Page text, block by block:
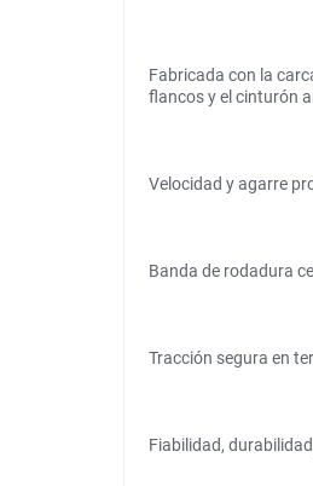
Fabricada con la
flancos y el cinturón
Velocidad y agarre
Banda de rodadura
Tracción segura en
Fiabilidad,